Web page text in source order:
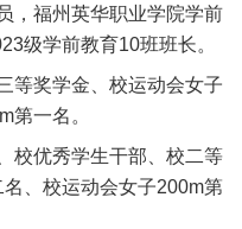
，福州英华职业学院学前
级学前教育10班班长。
等奖学金、校运动会女子
第一名。
校优秀学生干部、校二等
、校运动会女子200m第